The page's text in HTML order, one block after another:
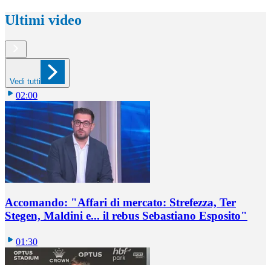
Ultimi video
Vedi tutti
02:00
Accomando: "Affari di mercato: Strefezza, Ter
Stegen, Maldini e... il rebus Sebastiano Esposito"
01:30